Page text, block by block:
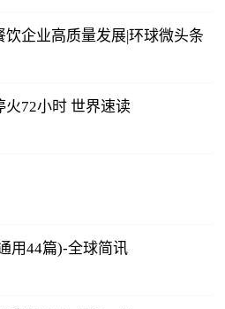
企业高质量发展|环球微头条
72小时 世界速读
用44篇)-全球简讯